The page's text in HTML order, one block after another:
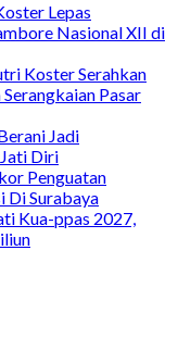
Lepas
Nasional XII di
Koster Serahkan
Pasar
Jadi
Diri
Penguatan
Di Surabaya
Kua-ppas 2027,